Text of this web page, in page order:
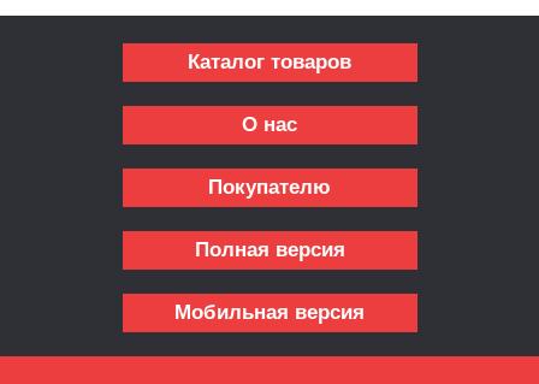
Каталог товаров
О нас
Покупателю
Полная версия
Мобильная версия